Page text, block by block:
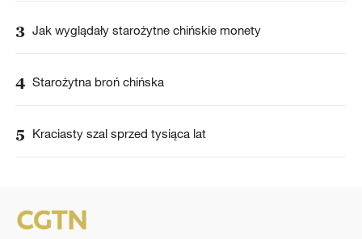
3 Jak wyglądały starożytne chińskie monety
4 Starożytna broń chińska
5 Kraciasty szal sprzed tysiąca lat